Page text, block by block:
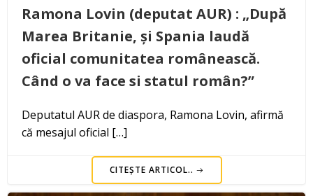
Ramona Lovin (deputat AUR) : „După
Marea Britanie, și Spania laudă
oficial comunitatea românească.
Când o va face si statul român?”
Deputatul AUR de diaspora, Ramona Lovin, afirmă
că mesajul oficial […]
CITEȘTE ARTICOL..